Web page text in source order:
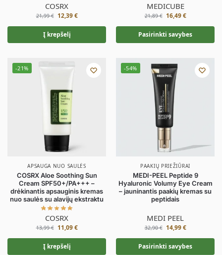
COSRX
21,99€ 12,39€
Į krepšelį
MEDICUBE
21,89€ 16,49€
Pasirinkti savybes
-21%
APSAUGA NUO SAULĖS
COSRX Aloe Soothing Sun
Cream SPF50+/PA+++ –
drėkinantis apsauginis kremas
nuo saulės su alavijų ekstraktu
COSRX
13,99€ 11,09€
Į krepšelį
-54%
PAAKIŲ PRIEŽIŪRAI
MEDI-PEEL Peptide 9
Hyaluronic Volumy Eye Cream
– jauninantis paakių kremas su
peptidais
MEDI PEEL
32,90€ 14,99€
Pasirinkti savybes